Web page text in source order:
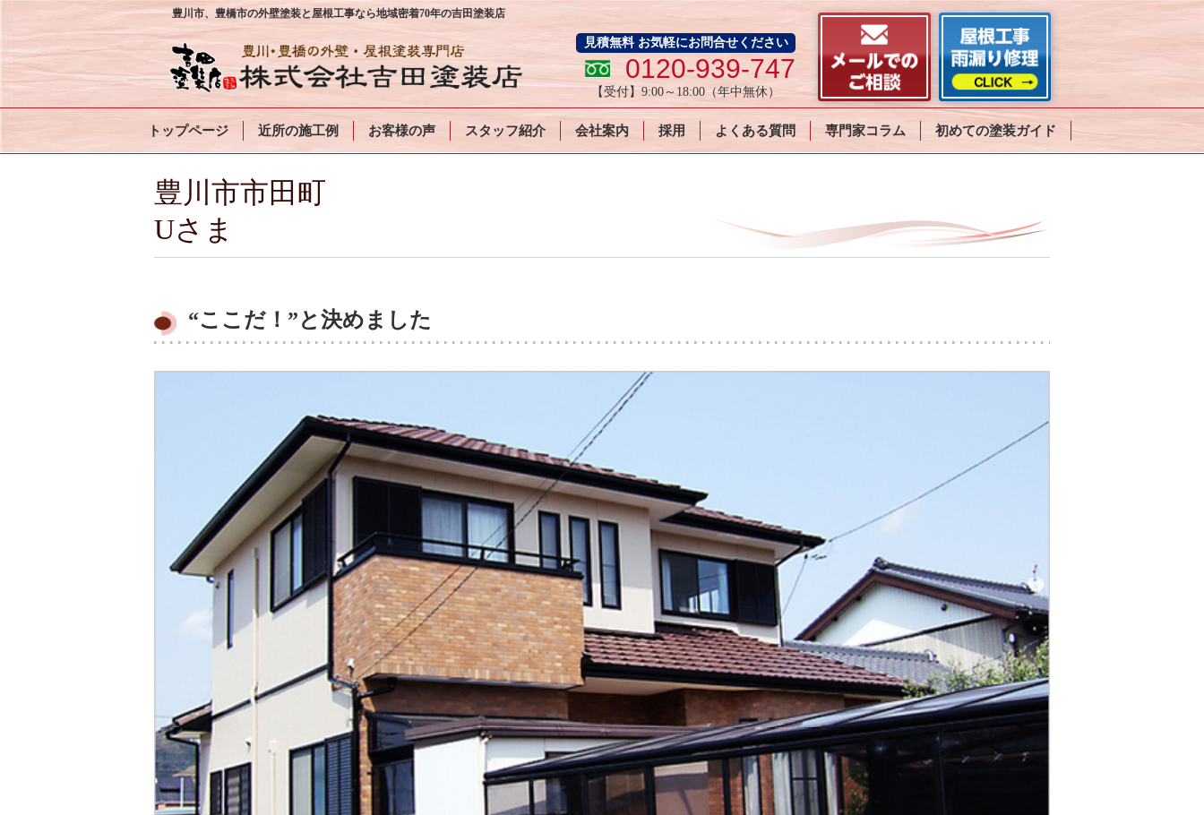
豊川市、豊橋市の外壁塗装と屋根工事なら地域密着70年の吉田塗装店
見積無料 お気軽にお問合せください
0120-939-747
【受付】9:00～18:00 （年中無休）
トップページ 近所の施工例 お客様の声 スタッフ紹介 会社案内 採用 よくある質問 専門家コラム 初めての塗装ガイド
豊川市市田町
Uさま
“ここだ！”と決めました